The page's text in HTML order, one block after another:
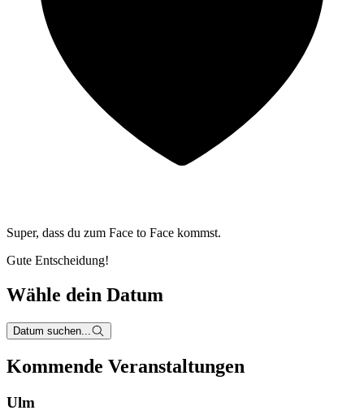
Super, dass du zum Face to Face kommst.
Gute Entscheidung!
Wähle dein Datum
Datum suchen...
Kommende Veranstaltungen
Ulm